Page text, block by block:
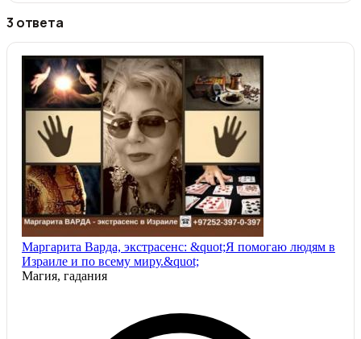
3 ответа
Маргарита Варда, экстрасенс: &quot;Я помогаю людям в
Израиле и по всему миру.&quot;
Магия, гадания